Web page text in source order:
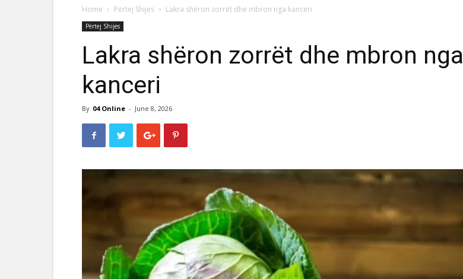
Home Përtej Shijes Lakra shëron zorrët dhe mbron nga kanceri
Përtej Shijes
Lakra shëron zorrët dhe mbron nga
kanceri
By 04 Online - June 8, 2026